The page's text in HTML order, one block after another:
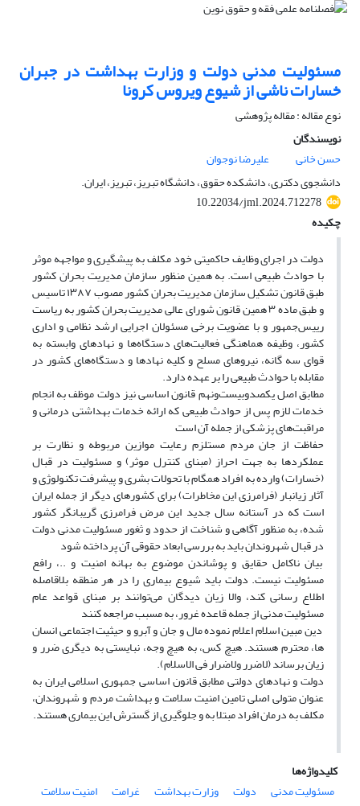
مسئولیت مدنی دولت و وزارت بهداشت در جبران
خسارات ناشی از شیوع ویروس کرونا
نوع مقاله : مقاله پژوهشی
نویسندگان
حسن خانی
علیرضا نوجوان
دانشجوی دکتری، دانشکده حقوق، دانشگاه تبریز، تبریز، ایران.
10.22034/jml.2024.712278
چکیده
دولت در اجرای وظایف حاکمیتی خود مکلف به پیشگیری و مواجهه موثر
با حوادث طبیعی است. به همین منظور سازمان مدیریت بحران کشور
طبق قانون تشکیل سازمان مدیریت بحران کشور مصوب ۱۳۸۷ تاسیس
و طبق ماده ۳ همین قانون شورای عالی مدیریت بحران کشور به ریاست
رییس‌جمهور و با عضویت برخی مسئولان اجرایی ارشد نظامی و اداری
کشور، وظیفه هماهنگی فعالیت‌های دستگاه‌ها و نهادهای وابسته به
قوای سه‌ گانه، نیروهای مسلح و کلیه نهادها و دستگاه‌های کشور در
مقابله با حوادث طبیعی را بر عهده دارد.
مطابق اصل یکصدوبیست‌ونهم قانون اساسی نیز دولت موظف به انجام
خدمات لازم پس از حوادث طبیعی که ارائه خدمات بهداشتی درمانی و
مراقبت‌های پزشکی از جمله آن است
حفاظت از جان مردم مستلزم رعایت موازین مربوطه و نظارت بر
عملکرد‌ها به جهت احراز (مبنای کنترل موثر) و مسئولیت در قبال
(خسارات) وارده به افراد همگام با تحولات بشری و پیشرفت تکنولوژی و
آثار زیانبار (فرامرزی این مخاطرات) برای کشور‌های دیگر از جمله ایران
است که در آستانه سال جدید این مرض فرامرزی گریبانگر کشور
شده، به منظور آگاهی و شناخت از حدود و ثغور مسئولیت مدنی دولت
در قبال شهروندان باید به بررسی ابعاد حقوقی آن پرداخته شود
بیان ناکامل حقایق و پوشاندن موضوع به بهانه امنیت و ..، رافع
مسئولیت نیست. دولت باید شیوع بیماری را در هر منطقه بلاقاصله
اطلاع رسانی کند، والا زیان دیدگان می‌توانند بر مبنای قواعد عام
مسئولیت مدنی از جمله قاعده غرور، به مسبب مراجعه کنند
دین مبین اسلام اعلام نموده مال و جان و آبرو و حیثیت اجتماعی انسان
ها، محترم هستند. هیچ کس، به هیچ وجه، نبایستی به دیگری ضرر و
زیان برساند (لاضرر ولاضرار فی الاسلام).
دولت و نهاد‌های دولتی مطابق قانون اساسی جمهوری اسلامی ایران به
عنوان متولی اصلی تامین امنیت سلامت و بهداشت مردم و شهروندان،
مکلف به درمان افراد مبتلا به و جلوگیری از گسترش این بیماری هستند.
کلیدواژه‌ها
مسئولیت مدنی
دولت وزارت بهداشت غرامت
امنیت سلامت